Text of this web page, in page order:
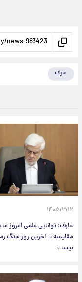
عارف
۱۴۰۵/۳/۱۲
عارف: توانایی علمی امروز ما
مقایسه با آخرین روز جنگ
نیست